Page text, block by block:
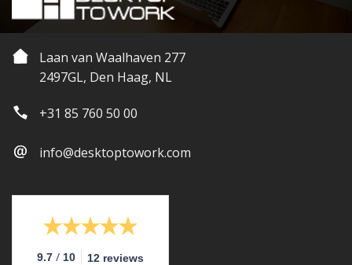
Laan van Waalhaven 277
2497GL, Den Haag, NL
+31 85 760 50 00
info@desktoptowork.com
9.7 / 10 12 reviews